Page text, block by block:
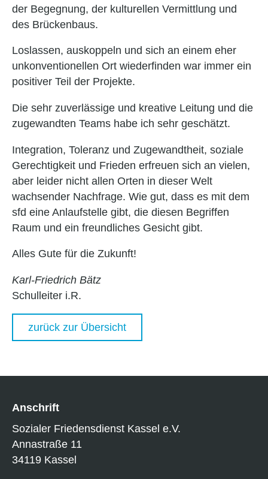
der Begegnung, der kulturellen Vermittlung und
des Brückenbaus.
Loslassen, auskoppeln und sich an einem eher
unkonventionellen Ort wiederfinden war immer ein
positiver Teil der Projekte.
Die sehr zuverlässige und kreative Leitung und die
zugewandten Teams habe ich sehr geschätzt.
Integration, Toleranz und Zugewandtheit, soziale
Gerechtigkeit und Frieden erfreuen sich an vielen,
aber leider nicht allen Orten in dieser Welt
wachsender Nachfrage. Wie gut, dass es mit dem
sfd eine Anlaufstelle gibt, die diesen Begriffen
Raum und ein freundliches Gesicht gibt.
Alles Gute für die Zukunft!
Karl-Friedrich Bätz
Schulleiter i.R.
zurück zur Übersicht
Anschrift
Sozialer Friedensdienst Kassel e.V.
Annastraße 11
34119 Kassel